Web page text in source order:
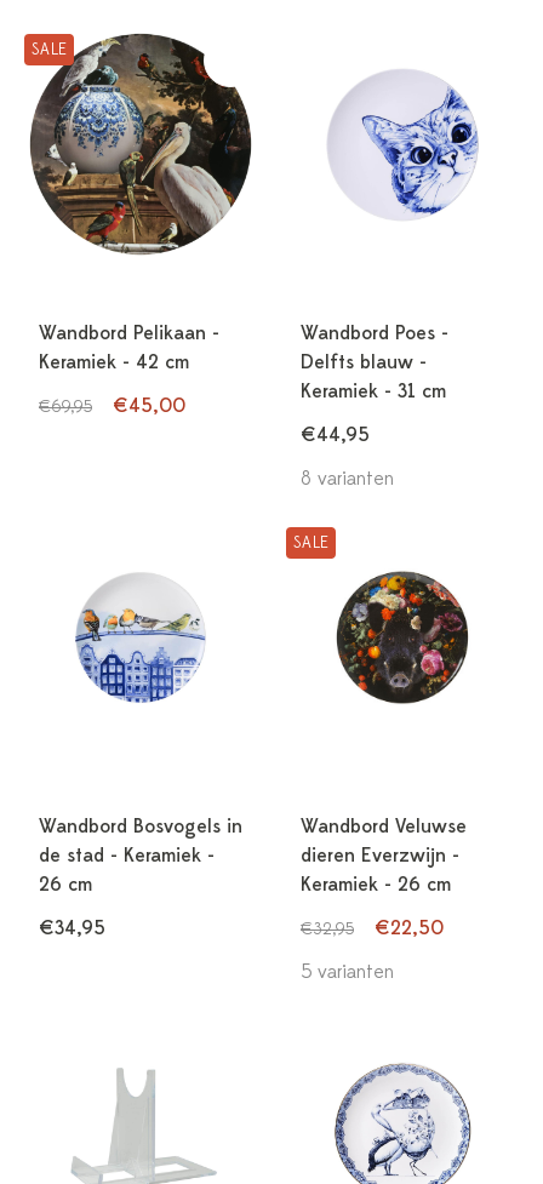
SALE
Wandbord Pelikaan -
Keramiek - 42 cm
€69,95 €45,00
Wandbord Poes -
Delfts blauw -
Keramiek - 31 cm
€44,95
8 varianten
Wandbord Bosvogels in
de stad - Keramiek -
26 cm
€34,95
SALE
Wandbord Veluwse
dieren Everzwijn -
Keramiek - 26 cm
€32,95
€22,50
5 varianten